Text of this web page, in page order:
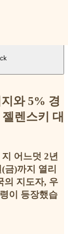
와 5% 경
렌스키 대
어느덧 2년
금)까지 열리
의 지도자, 우
이 등장했습